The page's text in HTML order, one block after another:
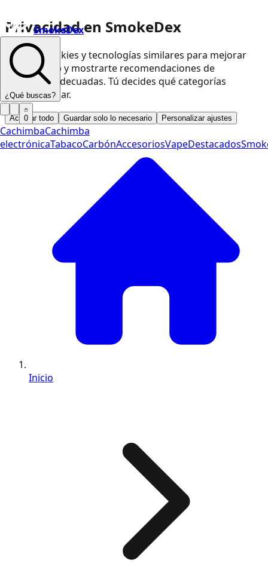
Privacidad en SmokeDex
Usamos cookies y tecnologías similares para mejorar
nuestra web y mostrarte recomendaciones de
productos adecuadas. Tú decides qué categorías
podemos usar.
Aceptar todo Guardar solo lo necesario Personalizar ajustes
SmokeDex
¿Qué buscas?
0
CachimbaCachimba
electrónicaTabacoCarbónAccesoriosVapeDestacados
Inicio